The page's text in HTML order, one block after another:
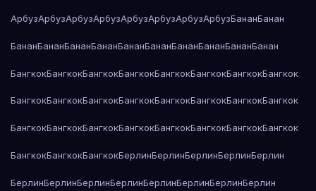
АрбузАрбузАрбузАрбузАрбузАрбузАрбузАрбузБананБанан
БананБананБананБананБананБананБананБананБананБанан
БангкокБангкокБангкокБангкокБангкокБангкокБангкокБангкок
БангкокБангкокБангкокБангкокБангкокБангкокБангкокБангкок
БангкокБангкокБангкокБангкокБангкокБангкокБангкокБангкок
БангкокБангкокБангкокБерлинБерлинБерлинБерлинБерлин
БерлинБерлинБерлинБерлинБерлинБерлинБерлинБерлин